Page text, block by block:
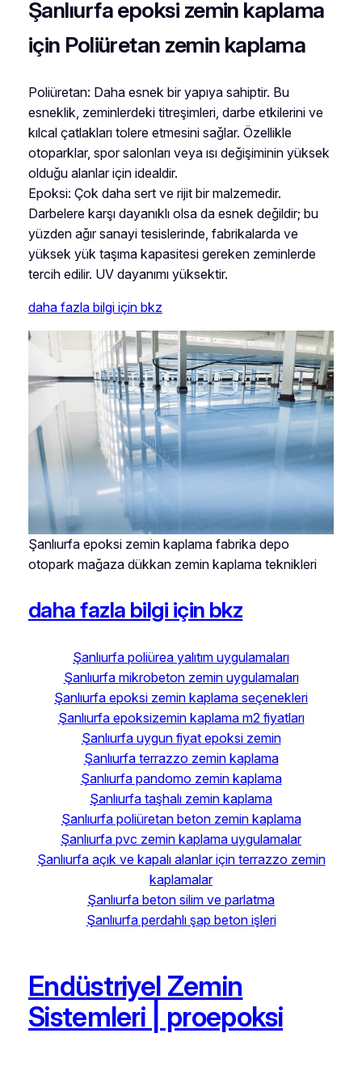
Şanlıurfa epoksi zemin kaplama
için Poliüretan zemin kaplama
Poliüretan: Daha esnek bir yapıya sahiptir. Bu
esneklik, zeminlerdeki titreşimleri, darbe etkilerini ve
kılcal çatlakları tolere etmesini sağlar. Özellikle
otoparklar, spor salonları veya ısı değişiminin yüksek
olduğu alanlar için idealdir.
Epoksi: Çok daha sert ve rijit bir malzemedir.
Darbelere karşı dayanıklı olsa da esnek değildir; bu
yüzden ağır sanayi tesislerinde, fabrikalarda ve
yüksek yük taşıma kapasitesi gereken zeminlerde
tercih edilir. UV dayanımı yüksektir.
daha fazla bilgi için bkz
Şanlıurfa epoksi zemin kaplama fabrika depo
otopark mağaza dükkan zemin kaplama teknikleri
daha fazla bilgi için bkz
Şanlıurfa poliürea yalıtım uygulamaları
Şanlıurfa mikrobeton zemin uygulamaları
Şanlıurfa epoksi zemin kaplama seçenekleri
Şanlıurfa epoksizemin kaplama m2 fiyatları
Şanlıurfa uygun fiyat epoksi zemin
Şanlıurfa terrazzo zemin kaplama
Şanlıurfa pandomo zemin kaplama
Şanlıurfa taşhalı zemin kaplama
Şanlıurfa poliüretan beton zemin kaplama
Şanlıurfa pvc zemin kaplama uygulamalar
Şanlıurfa açık ve kapalı alanlar için terrazzo zemin
kaplamalar
Şanlıurfa beton silim ve parlatma
Şanlıurfa perdahlı şap beton işleri
Endüstriyel Zemin
Sistemleri | proepoksi